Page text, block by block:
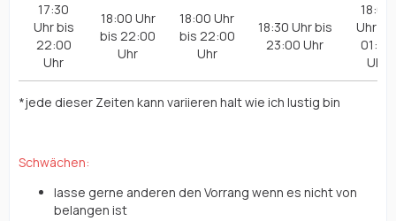
17:30
Uhr bis
22:00
Uhr
18:00 Uhr
bis 22:00
Uhr
18:00 Uhr
bis 22:00
Uhr
18:30 Uhr bis
23:00 Uhr
18:00
Uhr bis
01:00
Uhr
*jede dieser Zeiten kann variieren halt wie ich lustig bin
Schwächen:
lasse gerne anderen den Vorrang wenn es nicht von
belangen ist